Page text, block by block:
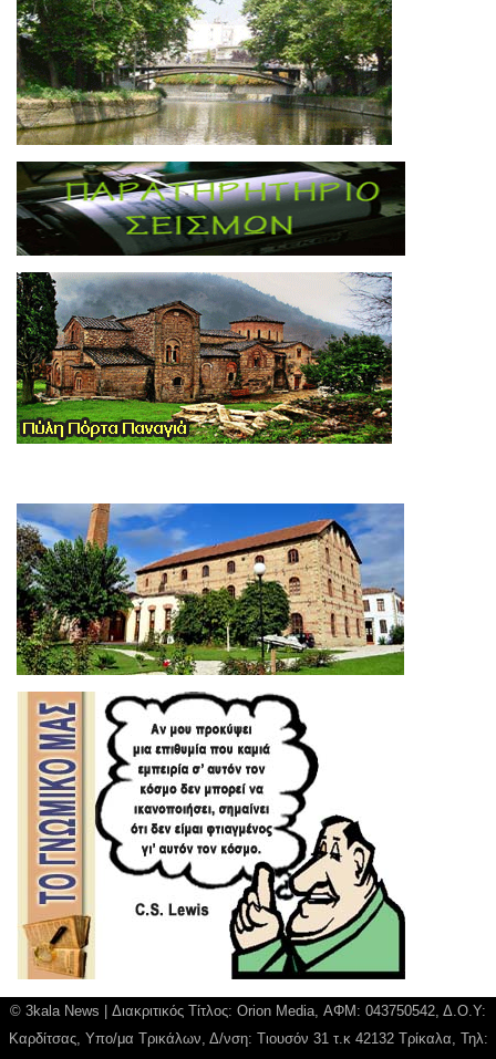
© 3kala News | Διακριτικός Τίτλος: Orion Media, ΑΦΜ: 043750542, Δ.Ο.Υ:
Καρδίτσας, Υπο/μα Τρικάλων, Δ/νση: Τιουσόν 31 τ.κ 42132 Τρίκαλα, Τηλ: